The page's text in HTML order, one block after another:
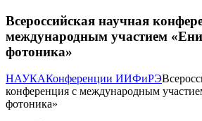
Всероссийская научная
международным участием
фотоника»
НАУКАКонференции ИИФиРЭ
конференция с международным
фотоника»